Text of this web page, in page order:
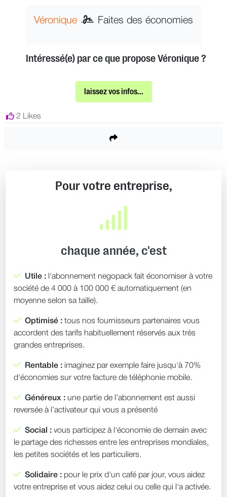
Véronique Faites des économies
Intéressé(e) par ce que propose Véronique ?
laissez vos infos...
2 Likes
Pour votre entreprise,
chaque année, c'est
Utile : l'abonnement negopack fait économiser à votre
société de 4 000 à 100 000 € automatiquement (en
moyenne selon sa taille).
Optimisé : tous nos fournisseurs partenaires vous
accordent des tarifs habituellement réservés aux très
grandes entreprises.
Rentable : imaginez par exemple faire jusqu'à 70%
d'économies sur votre facture de téléphonie mobile.
Généreux : une partie de l’abonnement est aussi
reversée à l’activateur qui vous a présenté
Social : vous participez à l'économie de demain avec
le partage des richesses entre les entreprises mondiales,
les petites sociétés et les particuliers.
Solidaire : pour le prix d'un café par jour, vous aidez
votre entreprise et vous aidez celui ou celle qui l'a activée.